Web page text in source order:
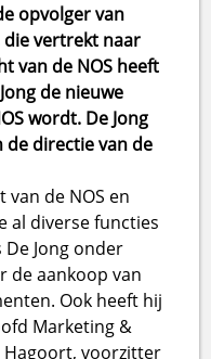
opvolger van
die vertrekt naar
van de NOS heeft
de nieuwe
wordt. De Jong
de directie van de
van de NOS en
al diverse functies
Jong onder
de aankoop van
Ook heeft hij
Marketing &
Hagoort, voorzitter